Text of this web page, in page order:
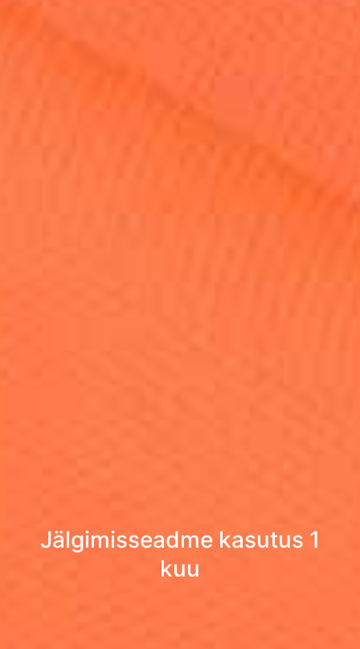
Jälgimisseadme kasutus 1
kuu